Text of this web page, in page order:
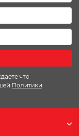
что
Политики